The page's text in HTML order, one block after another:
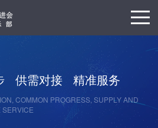
供需对接 精准服务
COMMON PROGRESS, SUPPLY AND
SERVICE